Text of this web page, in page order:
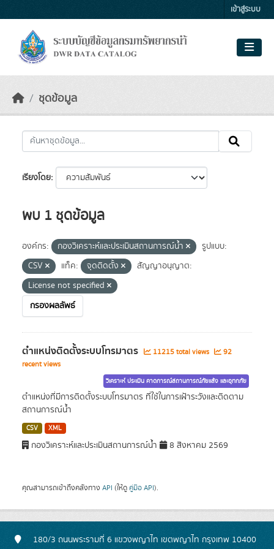
เข้าสู่ระบบ
ชุดข้อมูล
เรียงโดย
พบ 1 ชุดข้อมูล
องค์กร: กองวิเคราะห์และประเมินสถานการณ์น้ำ
รูปแบบ:
CSV
แท็ค: จุดติดตั้ง
สัญญาอนุญาต:
License not specified
กรองผลลัพธ์
ตำแหน่งติดตั้งระบบโทรมาตร 11215 total views
92
recent views
วิเคราะห์ ประเมิน คาดการณ์สถานการณ์ภัยแล้ง และอุทกภัย
ตำแหน่งที่มีการติดตั้งระบบโทรมาตร ที่ใช้ในการเฝ้าระวังและติดตาม
สถานการณ์น้ำ
CSV XML
กองวิเคราะห์และประเมินสถานการณ์น้ำ 8 สิงหาคม 2569
คุณสามารถเข้าถึงคลังทาง API (ให้ดู คู่มือ API).
180/3 ถนนพระรามที่ 6 แขวงพญาไท เขตพญาไท กรุงเทพ 10400